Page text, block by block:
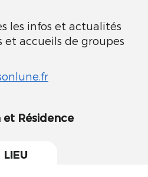
les infos et actualités
et accueils de groupes
Résidence
LIEU